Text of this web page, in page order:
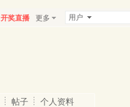
开奖直播 更多 用户
帖子 个人资料